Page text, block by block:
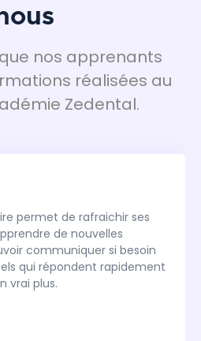
nos apprenants
réalisées au
Zedental.
permet de rafraichir ses
de nouvelles
communiquer si besoin
qui répondent rapidement
vrai plus.